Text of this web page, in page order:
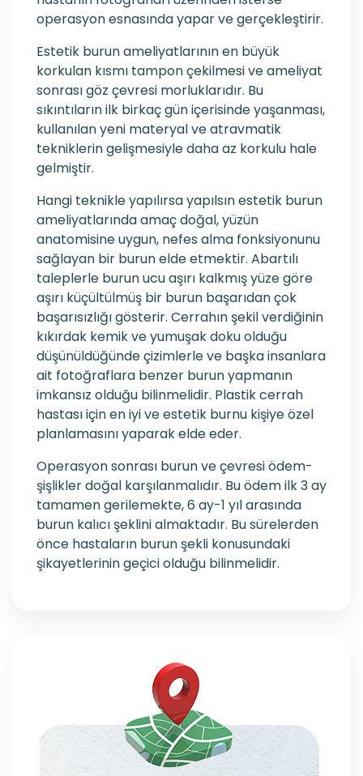
operasyon esnasında yapar ve gerçekleştirir.
Estetik burun ameliyatlarının en büyük
korkulan kısmı tampon çekilmesi ve ameliyat
sonrası göz çevresi morluklarıdır. Bu
sıkıntıların ilk birkaç gün içerisinde yaşanması,
kullanılan yeni materyal ve atravmatik
tekniklerin gelişmesiyle daha az korkulu hale
gelmiştir.
Hangi teknikle yapılırsa yapılsın estetik burun
ameliyatlarında amaç doğal, yüzün
anatomisine uygun, nefes alma fonksiyonunu
sağlayan bir burun elde etmektir. Abartılı
taleplerle burun ucu aşırı kalkmış yüze göre
aşırı küçültülmüş bir burun başarıdan çok
başarısızlığı gösterir. Cerrahın şekil verdiğinin
kıkırdak kemik ve yumuşak doku olduğu
düşünüldüğünde çizimlerle ve başka insanlara
ait fotoğraflara benzer burun yapmanın
imkansız olduğu bilinmelidir. Plastik cerrah
hastası için en iyi ve estetik burnu kişiye özel
planlamasını yaparak elde eder.
Operasyon sonrası burun ve çevresi ödem-
şişlikler doğal karşılanmalıdır. Bu ödem ilk 3 ay
tamamen gerilemekte, 6 ay-1 yıl arasında
burun kalıcı şeklini almaktadır. Bu sürelerden
önce hastaların burun şekli konusundaki
şikayetlerinin geçici olduğu bilinmelidir.